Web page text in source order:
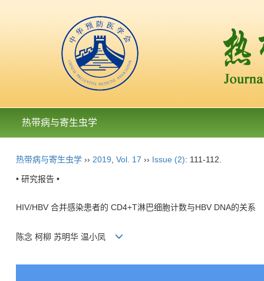
热带病与寄生虫学
热带病与寄生虫学 ›› 2019 Vol. 17 ›› Issue (2): 111-112.
• 研究报告 •
HIV/HBV 合并感染患者的 CD4+T淋巴细胞计数与HBV DNA的关系
陈念 柯柳 苏明华 温小凤